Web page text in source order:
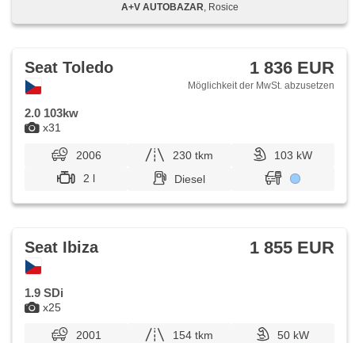
A+V AUTOBAZAR , Rosice
x31
Seat Toledo 1 836 EUR
Möglichkeit der MwSt. abzusetzen
2.0 103kw
2006 230 tkm
103 kW
2 l
Diesel
x25
Seat Ibiza 1 855 EUR
1.9 SDi
2001 154 tkm
50 kW